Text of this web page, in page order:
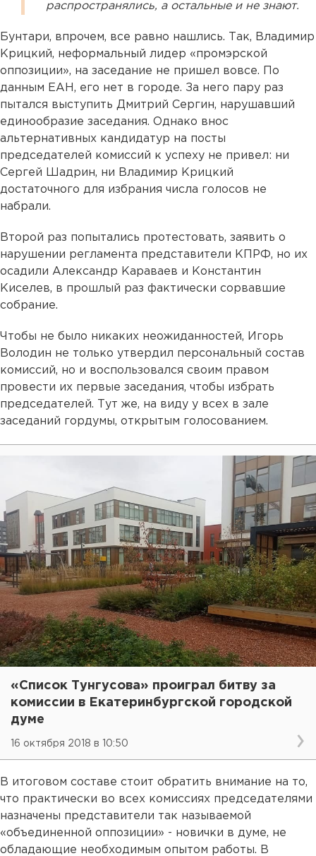
распространялись, а остальные и не знают.
Бунтари, впрочем, все равно нашлись. Так, Владимир
Крицкий, неформальный лидер «промэрской
оппозиции», на заседание не пришел вовсе. По
данным ЕАН, его нет в городе. За него пару раз
пытался выступить Дмитрий Сергин, нарушавший
единообразие заседания. Однако внос
альтернативных кандидатур на посты
председателей комиссий к успеху не привел: ни
Сергей Шадрин, ни Владимир Крицкий
достаточного для избрания числа голосов не
набрали.
Второй раз попытались протестовать, заявить о
нарушении регламента представители КПРФ, но их
осадили Александр Караваев и Константин
Киселев, в прошлый раз фактически сорвавшие
собрание.
Чтобы не было никаких неожиданностей, Игорь
Володин не только утвердил персональный состав
комиссий, но и воспользовался своим правом
провести их первые заседания, чтобы избрать
председателей. Тут же, на виду у всех в зале
заседаний гордумы, открытым голосованием.
«Список Тунгусова» проиграл битву за
комиссии в Екатеринбургской городской
думе
16 октября 2018 в 10:50
В итоговом составе стоит обратить внимание на то,
что практически во всех комиссиях председателями
назначены представители так называемой
«объединенной оппозиции» - новички в думе, не
обладающие необходимым опытом работы. В